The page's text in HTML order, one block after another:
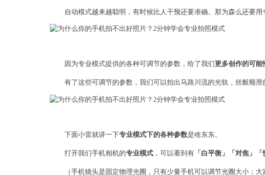
自动模式越来越聪明，有时候比人干预还要准确。那为森么还要用
因为专业模式提供的各种可调节的参数，给了我们 更多创作的可能
有了这些可调节的参数，我们可以拍出马路川流的光轨，丝般顺滑
下面小雷就讲一下专业模式下的各种参数是啥东东。
打开我们手机相机的专业模式 ，可以看到有 「白平衡」「对焦」
（手机镜头是固定物理光圈，只有少量手机可以调节光圈大小；